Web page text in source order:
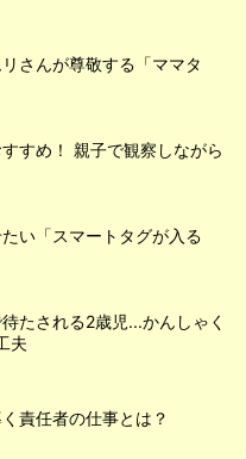
さんが尊敬する「ママタ
すめ！ 親子で観察しながら
い「スマートタグが入る
たされる2歳児...かんしゃく
夫
責任者の仕事とは？